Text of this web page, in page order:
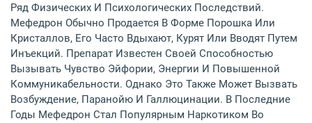
Ряд Физических И Психологических Последствий.
Мефедрон Обычно Продается В Форме Порошка Или
Кристаллов, Его Часто Вдыхают, Курят Или Вводят Путем
Инъекций. Препарат Известен Своей Способностью
Вызывать Чувство Эйфории, Энергии И Повышенной
Коммуникабельности. Однако Это Также Может Вызвать
Возбуждение, Паранойю И Галлюцинации. В Последние
Годы Мефедрон Стал Популярным Наркотиком Во